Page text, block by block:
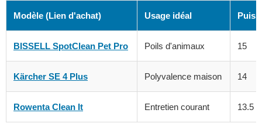
Modèle (Lien d'achat) Usage idéal
BISSELL SpotClean Pet Pro Poils d'animaux 15
Kärcher SE 4 Plus Polyvalence maison 14
Rowenta Clean It Entretien courant 13.5